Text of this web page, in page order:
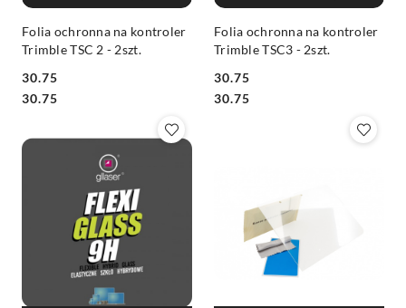
Folia ochronna na kontroler
Trimble TSC 2 - 2szt.
Cena:
30.75
Cena:
30.75
Folia ochronna na kontroler
Trimble TSC3 - 2szt.
Cena:
30.75
Cena:
30.75